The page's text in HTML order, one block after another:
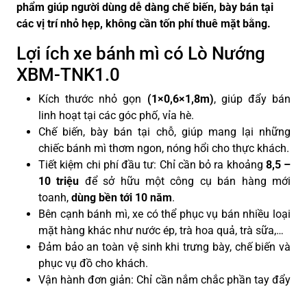
phẩm giúp người dùng dễ dàng chế biến, bày bán tại
các vị trí nhỏ hẹp, không cần tốn phí thuê mặt bằng.
Lợi ích xe bánh mì có Lò Nướng
XBM-TNK1.0
Kích thước nhỏ gọn (1×0,6×1,8m), giúp đẩy bán
linh hoạt tại các góc phố, vỉa hè.
Chế biến, bày bán tại chỗ, giúp mang lại những
chiếc bánh mì thơm ngon, nóng hổi cho thực khách.
Tiết kiệm chi phí đầu tư: Chỉ cần bỏ ra khoảng 8,5 –
10 triệu để sở hữu một công cụ bán hàng mới
toanh, dùng bền tới 10 năm.
Bên cạnh bánh mì, xe có thể phục vụ bán nhiều loại
mặt hàng khác như nước ép, trà hoa quả, trà sữa,…
Đảm bảo an toàn vệ sinh khi trưng bày, chế biến và
phục vụ đồ cho khách.
Vận hành đơn giản: Chỉ cần nắm chắc phần tay đẩy